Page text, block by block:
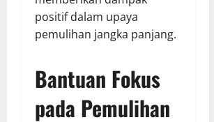
positif dalam upaya
pemulihan jangka panjang.
Bantuan Fokus
pada Pemulihan